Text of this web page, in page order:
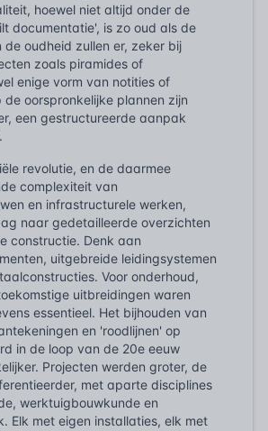
hoewel niet altijd onder de
documentatie', is zo oud als de
de oudheid zullen er, zeker bij
zoals piramides of
enige vorm van notities of
de oorspronkelijke plannen zijn
een gestructureerde aanpak
revolutie, en de daarmee
complexiteit van
en infrastructurele werken,
naar gedetailleerde overzichten
constructie. Denk aan
uitgebreide leidingsystemen
Voor onderhoud,
uitbreidingen waren
essentieel. Het bijhouden van
en 'roodlijnen' op
in de loop van de 20e eeuw
Projecten werden groter, de
met aparte disciplines
werktuigbouwkunde en
Elk met eigen installaties, elk met